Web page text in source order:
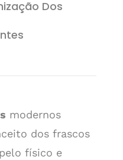
Dos
modernos
dos frascos
físico e